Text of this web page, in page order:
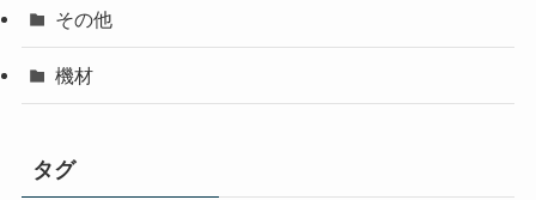
その他
機材
タグ